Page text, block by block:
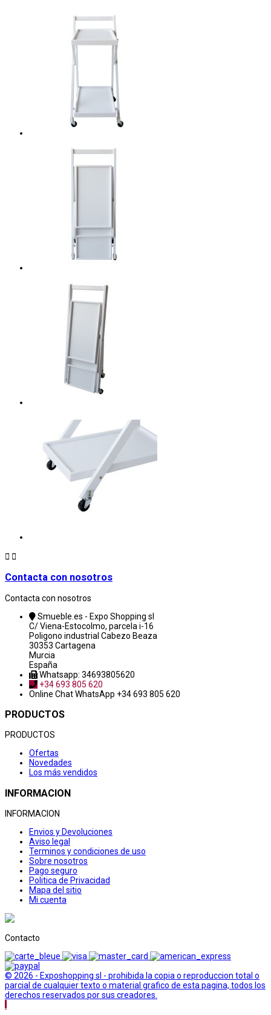
 
Contacta con nosotros
Contacta con nosotros
Smueble.es - Expo Shopping sl
C/ Viena-Estocolmo, parcela i-16
Poligono industrial Cabezo Beaza
30353 Cartagena
Murcia
España
Whatsapp: 34693805620
+34 693 805 620
Online ChatWhatsApp +34 693 805 620
PRODUCTOS
PRODUCTOS
Ofertas
Novedades
Los más vendidos
INFORMACION
INFORMACION
Envios y Devoluciones
Aviso legal
Terminos y condiciones de uso
Sobre nosotros
Pago seguro
Politica de Privacidad
Mapa del sitio
Mi cuenta
Contacto
© 2026 - Exposhopping sl - prohibida la copia o reproduccion total o
parcial de cualquier texto o material grafico de esta pagina, todos los
derechos reservados por sus creadores.